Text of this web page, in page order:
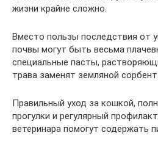
жизни крайне сложно.
Вместо пользы последствия от
почвы могут быть весьма
специальные пасты,
трава заменят земляной сорбент.
Правильный уход за кошкой,
прогулки и регулярный
ветеринара помогут содержать